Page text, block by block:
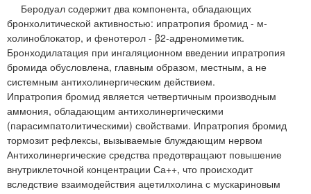
Беродуал содержит два компонента, обладающих
бронхолитической активностью: ипратропия бромид - м-
холиноблокатор, и фенотерол - β2-адреномиметик.
Бронходилатация при ингаляционном введении ипратропия
бромида обусловлена, главным образом, местным, а не
системным антихолинергическим действием.
Ипратропия бромид является четвертичным производным
аммония, обладающим антихолинергическими
(парасимпатолитическими) свойствами. Ипратропия бромид
тормозит рефлексы, вызываемые блуждающим нервом
Антихолинергические средства предотвращают повышение
внутриклеточной концентрации Са++, что происходит
вследствие взаимодействия ацетилхолина с мускариновым